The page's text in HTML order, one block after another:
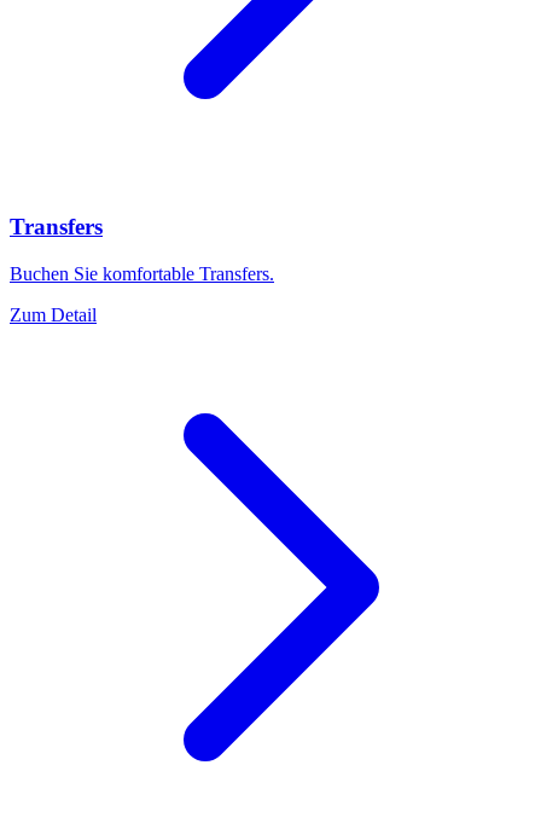
Transfers
Buchen Sie komfortable Transfers.
Zum Detail